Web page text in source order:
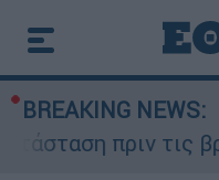
BREAKING NEWS:
πριν τις